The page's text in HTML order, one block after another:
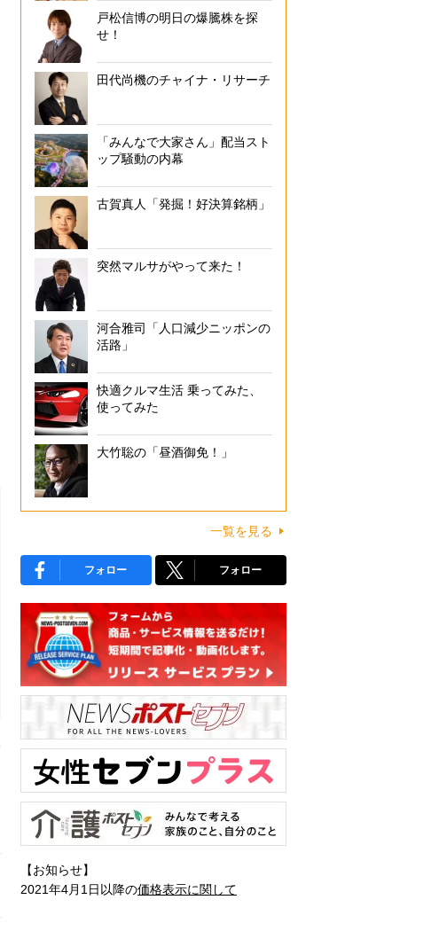
戸松信博の明日の爆騰株を探
せ！
田代尚機のチャイナ・リサーチ
「みんなで大家さん」配当スト
ップ騒動の内幕
古賀真人「発掘！好決算銘柄」
突然マルサがやって来た！
河合雅司「人口減少ニッポンの
活路」
快適クルマ生活 乗ってみた、
使ってみた
大竹聡の「昼酒御免！」
一覧を見る
フォロー フォロー
【お知らせ】
2021年4月1日以降の価格表示に関して